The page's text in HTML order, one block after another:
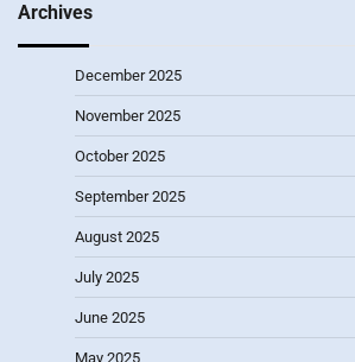
Archives
December 2025
November 2025
October 2025
September 2025
August 2025
July 2025
June 2025
May 2025